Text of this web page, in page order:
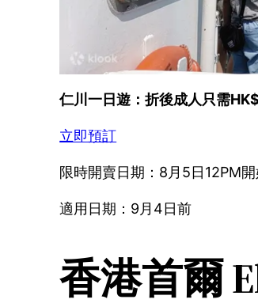
仁川一日遊：折後成人只需
立即預訂
限時開賣日期：8月5日12PM
適用日期：9月4日前
香港首爾